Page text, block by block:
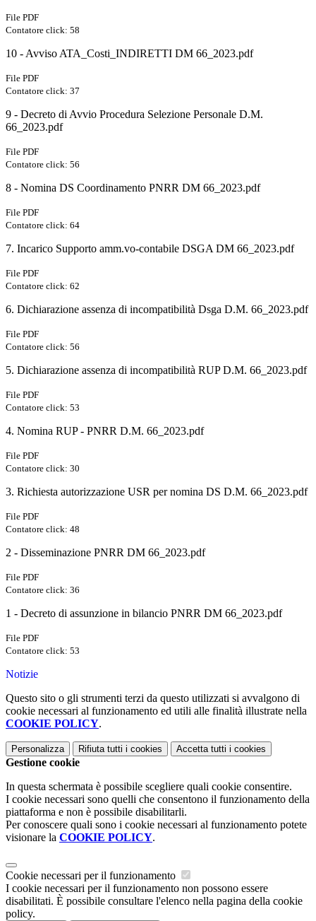
File PDF
Contatore click: 58
10 - Avviso ATA_Costi_INDIRETTI DM 66_2023.pdf
File PDF
Contatore click: 37
9 - Decreto di Avvio Procedura Selezione Personale D.M.
66_2023.pdf
File PDF
Contatore click: 56
8 - Nomina DS Coordinamento PNRR DM 66_2023.pdf
File PDF
Contatore click: 64
7. Incarico Supporto amm.vo-contabile DSGA DM 66_2023.pdf
File PDF
Contatore click: 62
6. Dichiarazione assenza di incompatibilità Dsga D.M. 66_2023.pdf
File PDF
Contatore click: 56
5. Dichiarazione assenza di incompatibilità RUP D.M. 66_2023.pdf
File PDF
Contatore click: 53
4. Nomina RUP - PNRR D.M. 66_2023.pdf
File PDF
Contatore click: 30
3. Richiesta autorizzazione USR per nomina DS D.M. 66_2023.pdf
File PDF
Contatore click: 48
2 - Disseminazione PNRR DM 66_2023.pdf
File PDF
Contatore click: 36
1 - Decreto di assunzione in bilancio PNRR DM 66_2023.pdf
File PDF
Contatore click: 53
Notizie
Questo sito o gli strumenti terzi da questo utilizzati si avvalgono di
cookie necessari al funzionamento ed utili alle finalità illustrate nella
COOKIE POLICY.
Personalizza Rifiuta tutti i cookies Accetta tutti i cookies
Gestione cookie
In questa schermata è possibile scegliere quali cookie consentire.
I cookie necessari sono quelli che consentono il funzionamento della
piattaforma e non è possibile disabilitarli.
Per conoscere quali sono i cookie necessari al funzionamento potete
visionare la COOKIE POLICY.
Cookie necessari per il funzionamento
I cookie necessari per il funzionamento non possono essere
disabilitati. È possibile consultare l'elenco nella pagina della cookie
policy.